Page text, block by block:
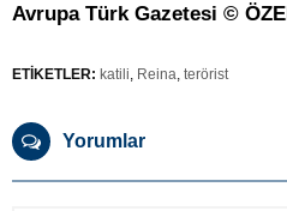
Avrupa Türk Gazetesi ©
ETİKETLER: katili, Reina, terörist
Yorumlar